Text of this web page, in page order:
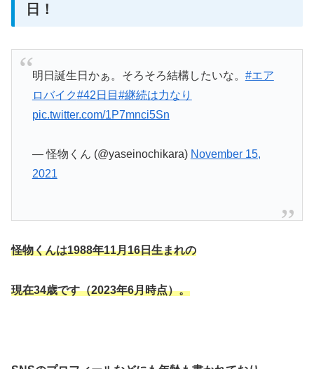
日！
明日誕生日かぁ。そろそろ結構したいな。 #エア
ロバイク#42日目 #継続は力なり
pic.twitter.com/1P7mnci5Sn
— 怪物くん (@yaseinochikara) November 15,
2021
怪物くんは1988年11月16日生まれの
現在34歳です（2023年6月時点）。